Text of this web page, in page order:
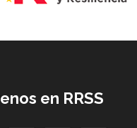
en RRSS